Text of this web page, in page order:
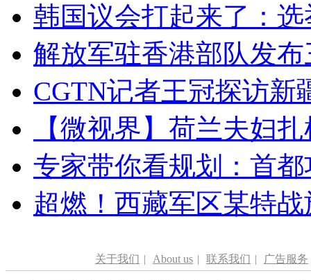
韩国议会打起来了：
解放军驻香港部队发
CGTN记者王冠探访新
【微视界】荷兰夫妇
专家带你看规划：首
超燃！西藏军区某特
关于我们 | About us | 联系我们 | 广告服务